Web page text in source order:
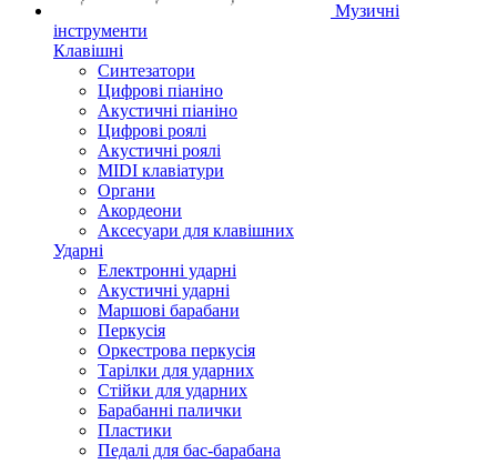
Музичні
інструменти
Клавішні
Синтезатори
Цифрові піаніно
Акустичні піаніно
Цифрові роялі
Акустичні роялі
MIDI клавіатури
Органи
Акордеони
Аксесуари для клавішних
Ударні
Електронні ударні
Акустичні ударні
Маршові барабани
Перкусія
Оркестрова перкусія
Тарілки для ударних
Стійки для ударних
Барабанні палички
Пластики
Педалі для бас-барабана